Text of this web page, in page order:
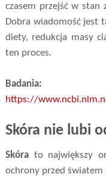
czasem przejść w stan
Dobra wiadomość jest
diety, redukcja masy
ten proces.
Badania:
https://
Skóra nie lubi
Skórato największy
ochrony przed światem